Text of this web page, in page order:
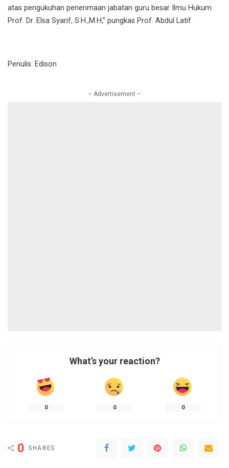
atas pengukuhan penerimaan jabatan guru besar Ilmu Hukum
Prof. Dr. Elsa Syarif, S.H.,M.H,” pungkas Prof. Abdul Latif.
Penulis: Edison
– Advertisement –
What’s your reaction?
0 0 0
0 SHARES